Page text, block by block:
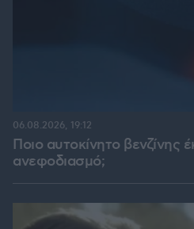
Ποιο αυτοκίνητο βενζίνης
ανεφοδιασμό;
06.08.2026, 19:12